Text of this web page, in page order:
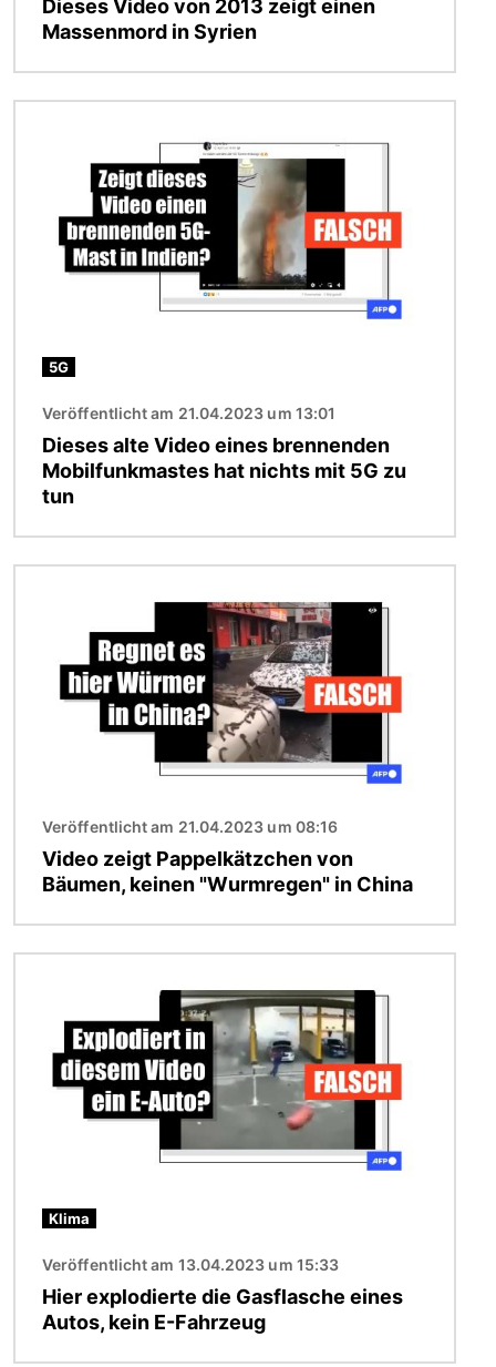
Dieses Video von 2013 zeigt einen
Massenmord in Syrien
5G
Veröffentlicht am 21.04.2023 um 13:01
Dieses alte Video eines brennenden
Mobilfunkmastes hat nichts mit 5G zu
tun
Veröffentlicht am 21.04.2023 um 08:16
Video zeigt Pappelkätzchen von
Bäumen, keinen "Wurmregen" in China
Klima
Veröffentlicht am 13.04.2023 um 15:33
Hier explodierte die Gasflasche eines
Autos, kein E-Fahrzeug